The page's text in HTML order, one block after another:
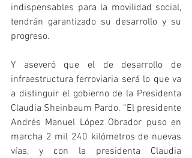
indispensables para la movilidad social,
tendrán garantizado su desarrollo y su
progreso.
Y aseveró que el de desarrollo de
infraestructura ferroviaria será lo que va
a distinguir el gobierno de la Presidenta
Claudia Sheinbaum Pardo. “El presidente
Andrés Manuel López Obrador puso en
marcha 2 mil 240 kilómetros de nuevas
vías, y con la presidenta Claudia